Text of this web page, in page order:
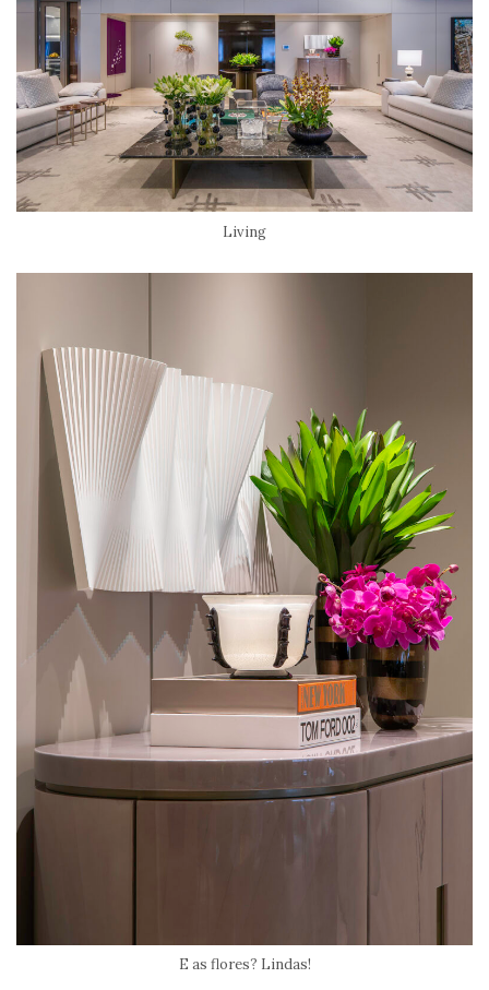
Living
E as flores? Lindas!